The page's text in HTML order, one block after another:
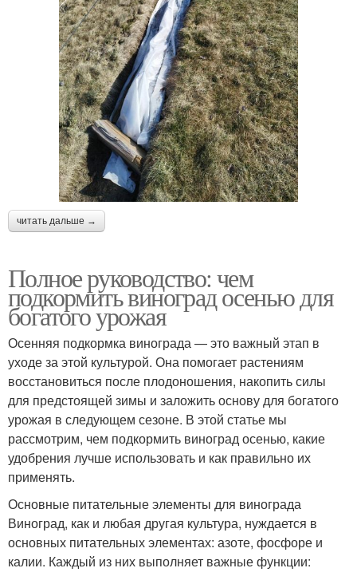
читать дальше →
Полное руководство: чем
подкормить виноград осенью для
богатого урожая
Осенняя подкормка винограда — это важный этап в
уходе за этой культурой. Она помогает растениям
восстановиться после плодоношения, накопить силы
для предстоящей зимы и заложить основу для богатого
урожая в следующем сезоне. В этой статье мы
рассмотрим, чем подкормить виноград осенью, какие
удобрения лучше использовать и как правильно их
применять.
Основные питательные элементы для винограда
Виноград, как и любая другая культура, нуждается в
основных питательных элементах: азоте, фосфоре и
калии. Каждый из них выполняет важные функции: